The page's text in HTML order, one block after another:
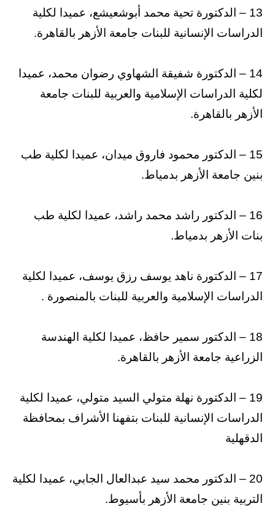
13 – الدكتورة تحية محمد أبوشعيشع، عميدا لكلية
الدراسات الإنسانية للبنات جامعة الأزهر بالقاهرة.
14 – الدكتورة شفيقة الشهاوي رضوان محمد، عميدا
لكلية الدراسات الإسلامية والعربية للبنات جامعة
الأزهر بالقاهرة.
15 – الدكتور محمود فاروق ميدان، عميدا لكلية طب
بنين جامعة الأزهر بدمياط.
16 – الدكتور راشد محمد راشد، عميدا لكلية طب
بنات الأزهر بدمياط.
17 – الدكتورة ناهد يوسف رزق يوسف، عميدا لكلية
الدراسات الإسلامية والعربية للبنات بالمنصورة .
18 – الدكتور سمير حافظ، عميدا لكلية الهندسة
الزراعية جامعة الأزهر بالقاهرة.
19 – الدكتورة نهلة متولي السيد متولي، عميدا لكلية
الدراسات الإنسانية للبنات بتفهنا الأشراف بمحافظة
الدقهلية
20 – الدكتور محمد سيد عبدالعال الجابي، عميدا لكلية
التربية بنين جامعة الأزهر بأسيوط.